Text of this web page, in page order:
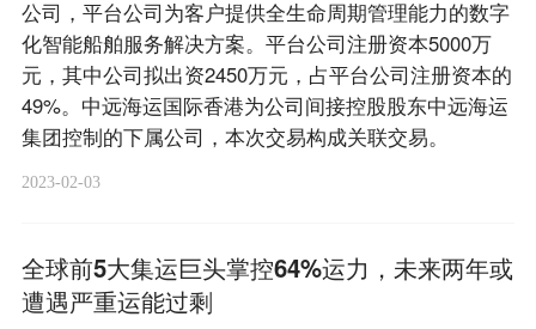
公司，平台公司为客户提供全生命周期管理能力的数字
化智能船舶服务解决方案。平台公司注册资本5000万
元，其中公司拟出资2450万元，占平台公司注册资本的
49%。中远海运国际香港为公司间接控股股东中远海运
集团控制的下属公司，本次交易构成关联交易。
2023-02-03
全球前5大集运巨头掌控64%运力，未来两年或
遭遇严重运能过剩